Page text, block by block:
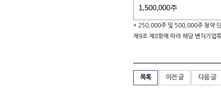
1,500,000주
* 250,000주 및 500,000주 청약 단
제9조 제8항에 따라 해당 벤처기업
목록 이전 글 다음 글